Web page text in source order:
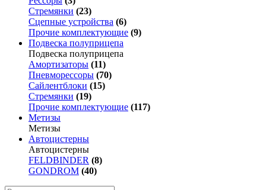
Стремянки (23)
Сцепные устройства (6)
Прочие комплектующие (9)
Подвеска полуприцепа
Подвеска полуприцепа
Амортизаторы (11)
Пневморессоры (70)
Сайлентблоки (15)
Стремянки (19)
Прочие комплектующие (117)
Метизы
Метизы
Автоцистерны
Автоцистерны
FELDBINDER (8)
GONDROM (40)